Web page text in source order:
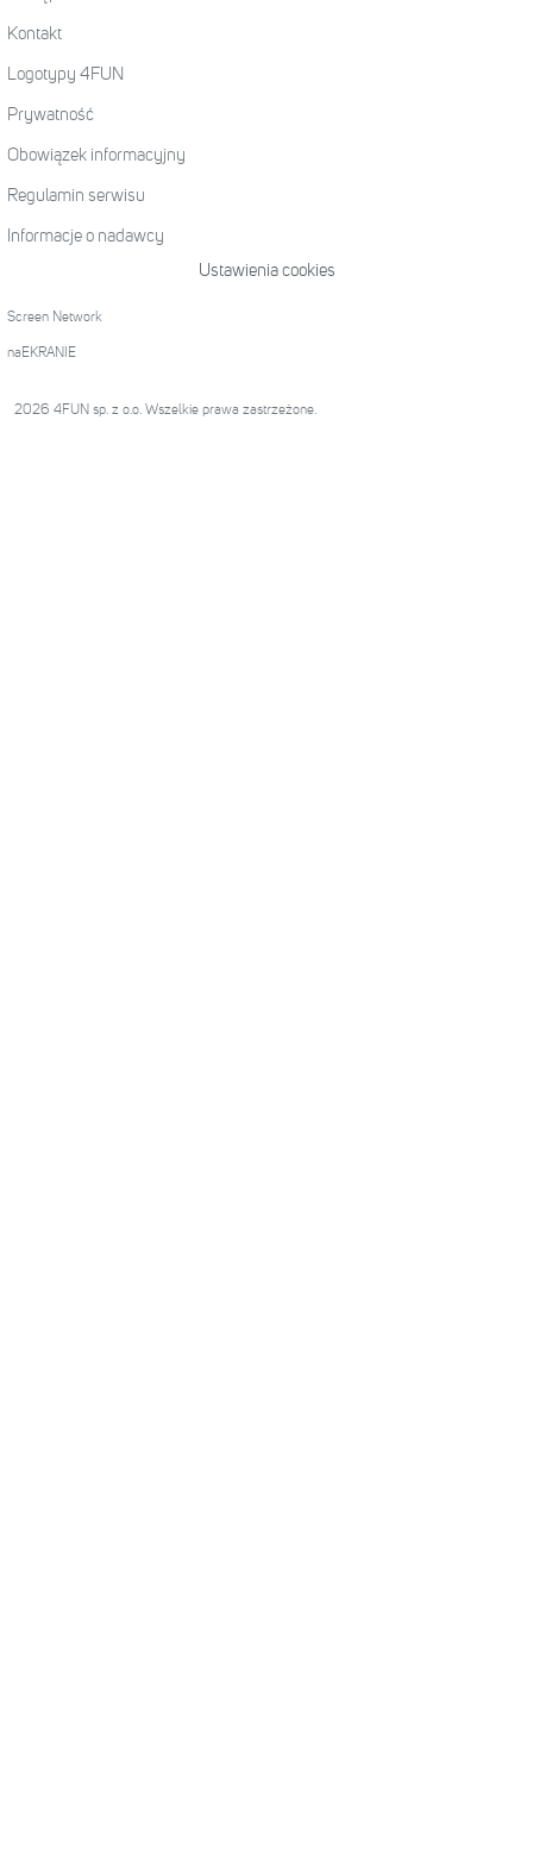
Kontakt
Logotypy 4FUN
Prywatność
Obowiązek informacyjny
Regulamin serwisu
Informacje o nadawcy
Ustawienia cookies
Screen Network
naEKRANIE
2026 4FUN sp. z o.o. Wszelkie prawa zastrzeżone.